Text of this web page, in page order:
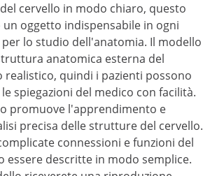
cervello in modo chiaro, questo
oggetto indispensabile in ogni
lo studio dell'anatomia. Il modello
anatomica esterna del
realistico, quindi i pazienti possono
spiegazioni del medico con facilità.
promuove l'apprendimento e
precisa delle strutture del cervello.
connessioni e funzioni del
essere descritte in modo semplice.